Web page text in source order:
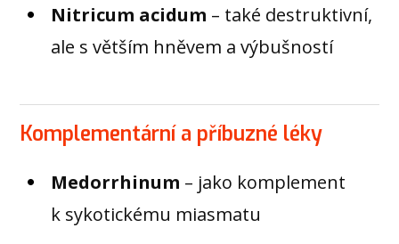
Nitricum acidum – také destruktivní,
ale s větším hněvem a výbušností
Komplementární a příbuzné léky
Medorrhinum – jako komplement
k sykotickému miasmatu